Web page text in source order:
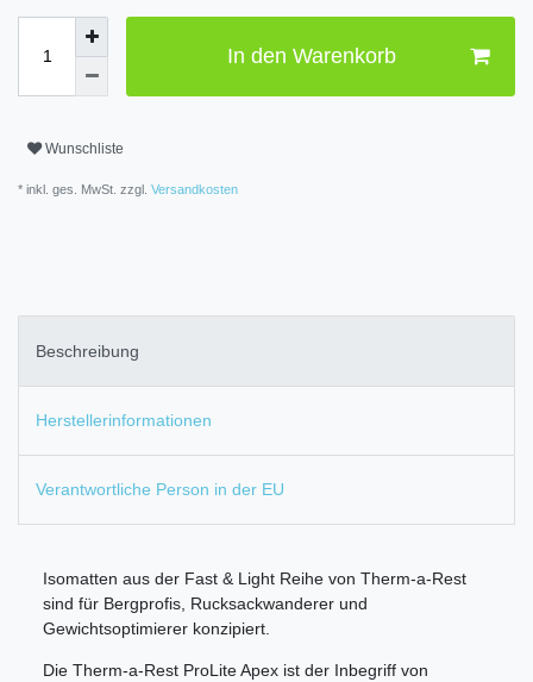
In den Warenkorb
Wunschliste
* inkl. ges. MwSt. zzgl. Versandkosten
Beschreibung
Herstellerinformationen
Verantwortliche Person in der EU
Isomatten aus der Fast & Light Reihe von Therm-a-Rest
sind für Bergprofis, Rucksackwanderer und
Gewichtsoptimierer konzipiert.
Die Therm-a-Rest ProLite Apex ist der Inbegriff von